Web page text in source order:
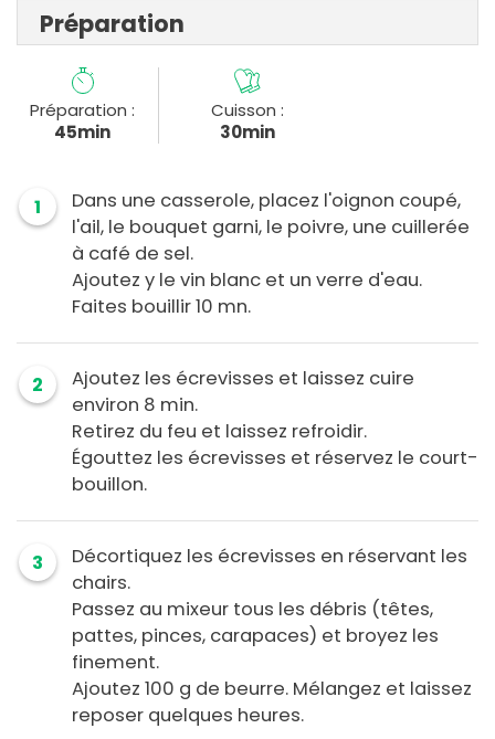
Préparation
Préparation :
45min
Cuisson :
30min
1
Dans une casserole, placez l'oignon coupé,
l'ail, le bouquet garni, le poivre, une cuillerée
à café de sel.
Ajoutez y le vin blanc et un verre d'eau.
Faites bouillir 10 mn.
2
Ajoutez les écrevisses et laissez cuire
environ 8 min.
Retirez du feu et laissez refroidir.
Égouttez les écrevisses et réservez le court-
bouillon.
3
Décortiquez les écrevisses en réservant les
chairs.
Passez au mixeur tous les débris (têtes,
pattes, pinces, carapaces) et broyez les
finement.
Ajoutez 100 g de beurre. Mélangez et laissez
reposer quelques heures.